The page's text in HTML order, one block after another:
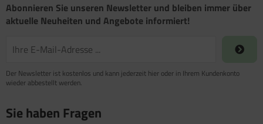
Abonnieren Sie unseren Newsletter und bleiben immer über
aktuelle Neuheiten und Angebote informiert!
Der Newsletter ist kostenlos und kann jederzeit hier oder in Ihrem Kundenkonto
wieder abbestellt werden.
Sie haben Fragen